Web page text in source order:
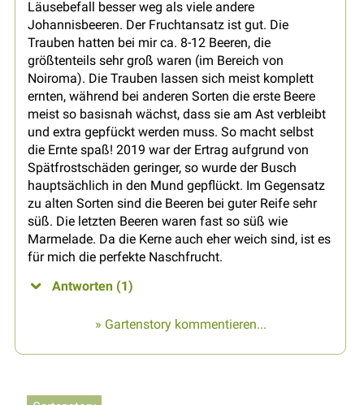
Läusebefall besser weg als viele andere
Johannisbeeren. Der Fruchtansatz ist gut. Die
Trauben hatten bei mir ca. 8-12 Beeren, die
größtenteils sehr groß waren (im Bereich von
Noiroma). Die Trauben lassen sich meist komplett
ernten, während bei anderen Sorten die erste Beere
meist so basisnah wächst, dass sie am Ast verbleibt
und extra gepfückt werden muss. So macht selbst
die Ernte spaß! 2019 war der Ertrag aufgrund von
Spätfrostschäden geringer, so wurde der Busch
hauptsächlich in den Mund gepflückt. Im Gegensatz
zu alten Sorten sind die Beeren bei guter Reife sehr
süß. Die letzten Beeren waren fast so süß wie
Marmelade. Da die Kerne auch eher weich sind, ist es
für mich die perfekte Naschfrucht.
Antworten (1)
» Gartenstory kommentieren...